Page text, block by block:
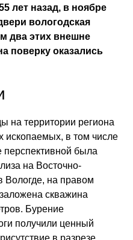
лет назад, в ноябре
вологодская
два этих внешне
поверку оказались
на территории региона
ископаемых, в том числе
перспективной была
на Восточно-
Вологде, на правом
скважина
Бурение
получили ценный
в разрезе